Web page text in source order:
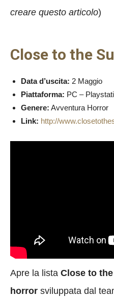
creare questo articolo)
Close to the
Data d’uscita: 2 Maggio
Piattaforma: PC –
Genere: Avventura Horror
Link: http://
Apre la lista Close to
horror sviluppata dal